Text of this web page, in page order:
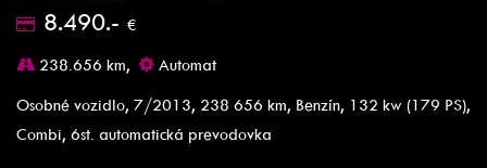
8.490.- €
238.656 km,
Automat
Osobné vozidlo, 7/2013, 238 656 km, Benzín, 132 kw (179 PS),
Combi, 6st. automatická prevodovka